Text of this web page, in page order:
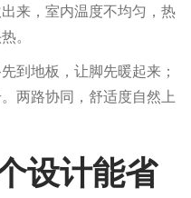
来，室内温度不均匀，热
。
到地板，让脚先暖起来；
两路协同，舒适度自然上
设计能省